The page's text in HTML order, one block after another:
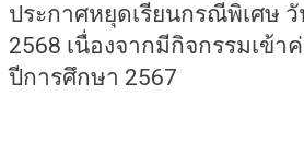
ประกาศหยุดเรียนกรณีพิเศษ
2568 เนื่องจากมีกิจกรรมเข้า
ปีการศึกษา 2567